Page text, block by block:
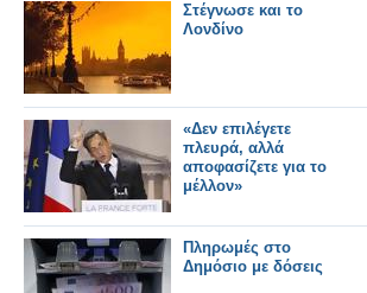
Στέγνωσε και το
Λονδίνο
«Δεν επιλέγετε
πλευρά, αλλά
αποφασίζετε για το
μέλλον»
Πληρωμές στο
Δημόσιο με δόσεις